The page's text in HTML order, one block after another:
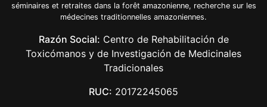
séminaires et retraites dans la forêt amazonienne, recherche sur les
médecines traditionnelles amazoniennes.
Razón Social: Centro de Rehabilitación de
Toxicómanos y de Investigación de Medicinales
Tradicionales
RUC: 20172245065